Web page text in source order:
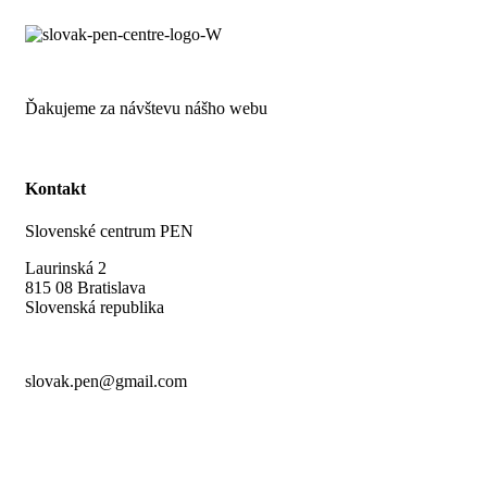
Ďakujeme za návštevu nášho webu
Kontakt
Slovenské centrum PEN
Laurinská 2
815 08 Bratislava
Slovenská republika
slovak.pen@gmail.com